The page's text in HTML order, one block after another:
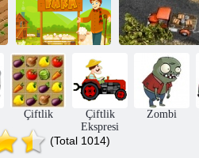
Çiftçi 2 - Köy
kaydet
Çiftçi 3 -
Mevsimler
Koyun çiftliği Youda Фермер
Çiftlik
Çiftlik
Ekspresi
Zombi
(Total 1014)